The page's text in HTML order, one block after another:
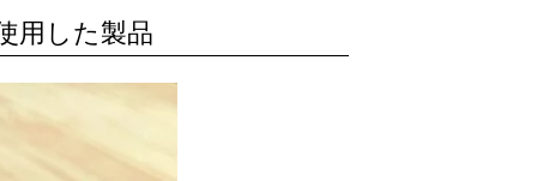
用した製品